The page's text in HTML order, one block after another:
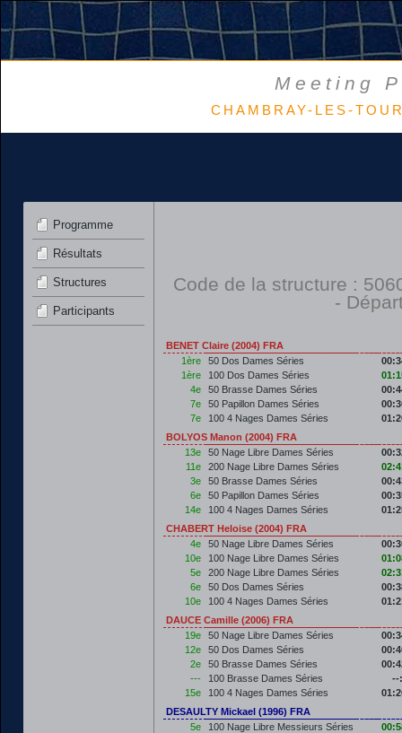
Meeting
CHAMBRAY-LES-
Programme
Résultats
Structures
Participants
Code de la structure :
-
BENET Claire (2004) FRA
1ère
50 Dos Dames Séries
1ère
100 Dos Dames Séries
4e
50 Brasse Dames Séries
7e
50 Papillon Dames Séries
7e
100 4 Nages Dames Séries
BOLYOS Manon (2004) FRA
13e
50 Nage Libre Dames Séries
11e
200 Nage Libre Dames Séries
3e
50 Brasse Dames Séries
6e
50 Papillon Dames Séries
14e
100 4 Nages Dames Séries
CHABERT Heloise (2004) FRA
4e
50 Nage Libre Dames Séries
10e
100 Nage Libre Dames Séries
5e
200 Nage Libre Dames Séries
6e
50 Dos Dames Séries
10e
100 4 Nages Dames Séries
DAUCE Camille (2006) FRA
19e
50 Nage Libre Dames Séries
12e
50 Dos Dames Séries
2e
50 Brasse Dames Séries
---
100 Brasse Dames Séries
--
15e
100 4 Nages Dames Séries
DESAULTY Mickael (1996) FRA
5e
100 Nage Libre Messieurs Séries